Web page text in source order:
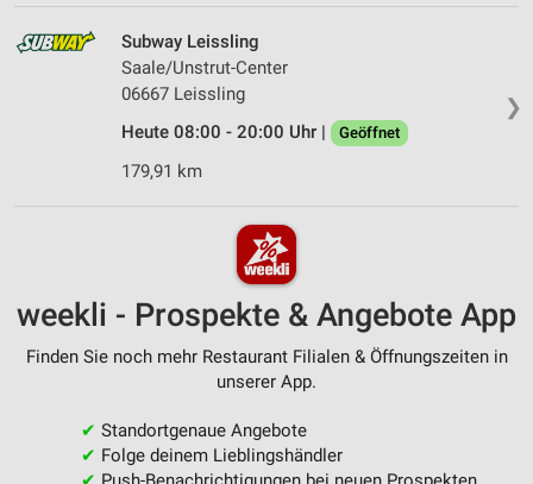
❯
Subway Leissling
Saale/Unstrut-Center
06667 Leissling
Heute 08:00 - 20:00 Uhr |
Geöffnet
179,91 km
weekli - Prospekte & Angebote App
Finden Sie noch mehr Restaurant Filialen & Öffnungszeiten in
unserer App.
✔ Standortgenaue Angebote
✔ Folge deinem Lieblingshändler